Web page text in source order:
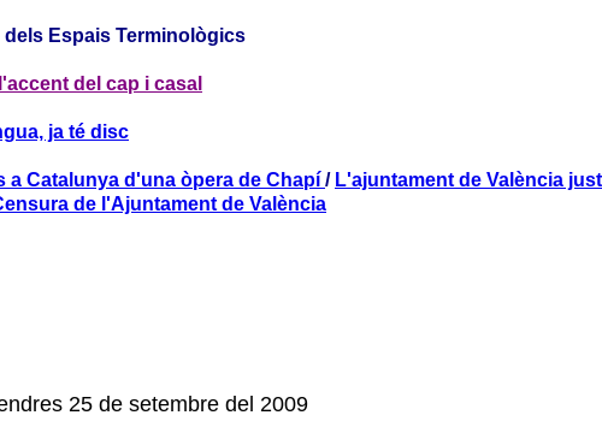
dels Espais Terminològics
del cap i casal
ja té disc
a Catalunya d'una òpera de Chapí / L'ajuntament de València
de l'Ajuntament de València
25 de setembre del 2009